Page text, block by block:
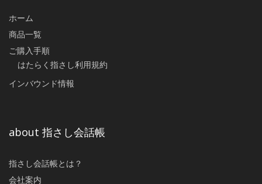
ホーム
商品一覧
ご購入手順
はたらく指さし利用規約
インバウンド情報
about 指さし会話帳
指さし会話帳とは？
会社案内